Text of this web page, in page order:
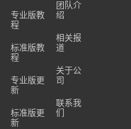
专业版教
程
标准版教
程
专业版更
新
标准版更
新
团队介
绍
相关报
道
关于公
司
联系我
们